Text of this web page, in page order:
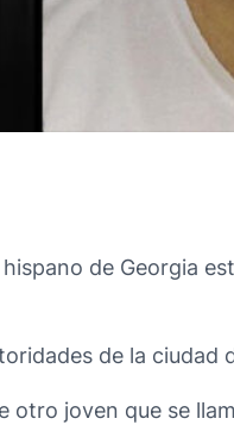
de Georgia
de la ciudad
otro joven que se